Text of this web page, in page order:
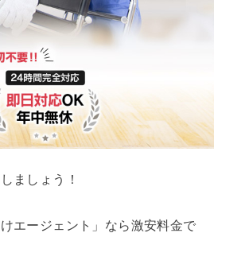
ましょう！
エージェント」なら激安料金で